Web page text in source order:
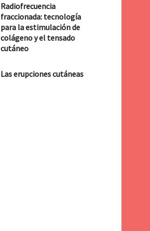
Radiofrecuencia
fraccionada: tecnología
para la estimulación de
colágeno y el tensado
cutáneo
Las erupciones cutáneas